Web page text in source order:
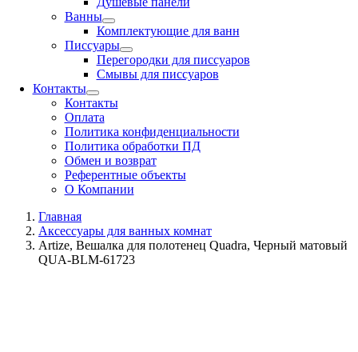
Ванны
Комплектующие для ванн
Писсуары
Перегородки для писсуаров
Смывы для писсуаров
Контакты
Контакты
Оплата
Политика конфиденциальности
Политика обработки ПД
Обмен и возврат
Референтные объекты
О Компании
Главная
Аксессуары для ванных комнат
Artize, Вешалка для полотенец Quadra, Черный матовый
QUA-BLM-61723